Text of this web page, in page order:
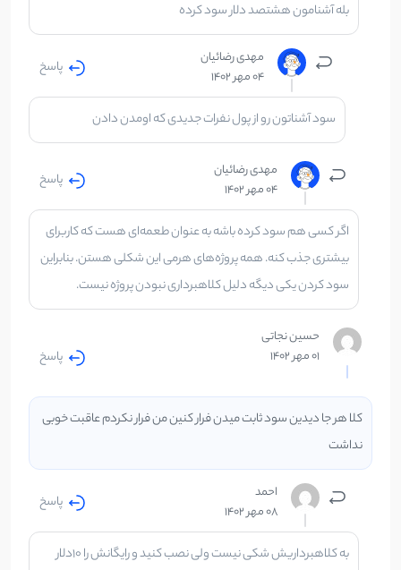
بله آشنامون هشتصد دلار سود کرده
مهدی رضائیان
04 مهر 1402
پاسخ
سود آشناتون رو از پول نفرات جدیدی که اومدن دادن
مهدی رضائیان
04 مهر 1402
پاسخ
اگر کسی هم سود کرده باشه به عنوان طعمه‌ای هست که کاربرای
بیشتری جذب کنه. همه پروژه‌های هرمی این شکلی هستن. بنابراین
سود کردن یکی دیگه دلیل کلاهبرداری نبودن پروژه نیست.
حسین نجاتی
01 مهر 1402
پاسخ
کلا هر جا دیدین سود ثابت میدن فرار کنین من فرار نکردم عاقبت خوبی
نداشت
احمد
08 مهر 1402
پاسخ
به کلاهبرداریش شکی نیست ولی نصب کنید و رایگانش را 10دلار